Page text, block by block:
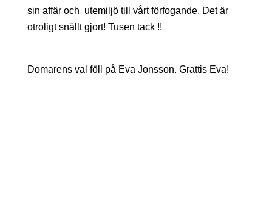
sin affär och utemiljö till vårt förfogande. Det är
otroligt snällt gjort! Tusen tack !!
Domarens val föll på Eva Jonsson. Grattis Eva!